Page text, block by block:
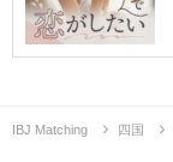
IBJ Matching 四国